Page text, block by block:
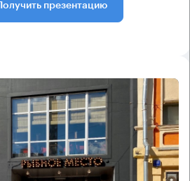
Получить презентацию